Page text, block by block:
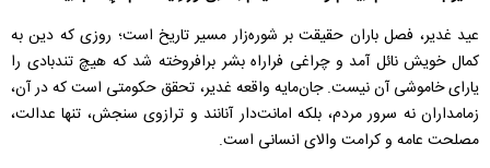
عید غدیر، فصل باران حقیقت بر شوره‌زار مسیر تاریخ است؛ روزی که دین به
کمال خویش نائل آمد و چراغی فراراه بشر برافروخته شد که هیچ تندبادی را
یارای خاموشی آن نیست. جان‌مایه واقعه غدیر، تحقق حکومتی است که در آن،
زمامداران نه سرور مردم، بلکه امانت‌دار آنانند و ترازوی سنجش، تنها عدالت،
مصلحت عامه و کرامت والای انسانی است.